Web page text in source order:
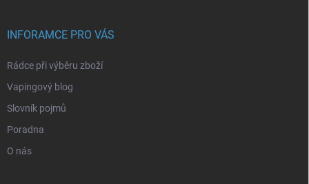
INFORAMCE PRO VÁS
Rádce při výběru zboží
Vapingový blog
Slovník pojmů
Poradna
O nás